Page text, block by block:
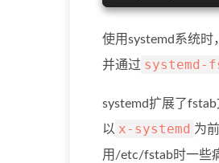
使用systemd系统
并通过 systemd-
systemd扩展了
以 x-systemd 为
用/etc/fstab时一些